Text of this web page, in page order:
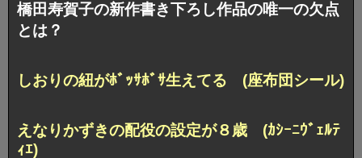
橋田寿賀子の新作書き下ろし作品の唯一の欠点
とは？
しおりの紐がﾎﾞｯｻﾎﾞｻ生えてる (座布団シール)
えなりかずきの配役の設定が８歳 (ｶｼｰﾆｳﾞｪﾙﾃ
ｨｴ)